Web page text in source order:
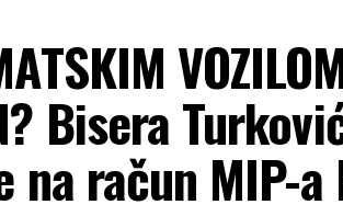
Bisera
na račun MIP-a